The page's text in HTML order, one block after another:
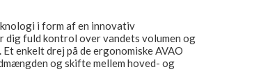
i form af en innovativ
dig fuld kontrol over vandets volumen og
enkelt drej på de ergonomiske AVAO
og skifte mellem hoved- og